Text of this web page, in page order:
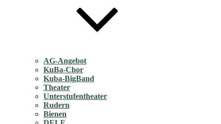
AG-Angebot
KuBa-Chor
Kuba-BigBand
Theater
Unterstufentheater
Rudern
Bienen